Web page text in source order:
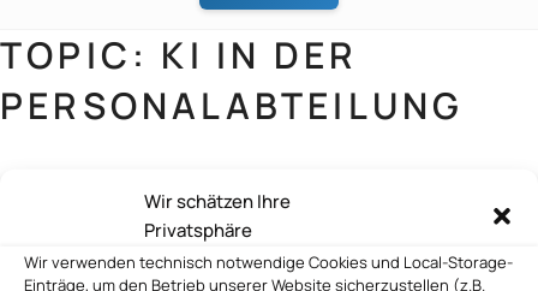
Wir schätzen Ihre
Privatsphäre
Wir verwenden technisch notwendige Cookies und Local-Storage-
Einträge, um den Betrieb unserer Website sicherzustellen (z.B.
TOPIC: KI IN DER
PERSONALABTEILUNG
mytalents GmbH